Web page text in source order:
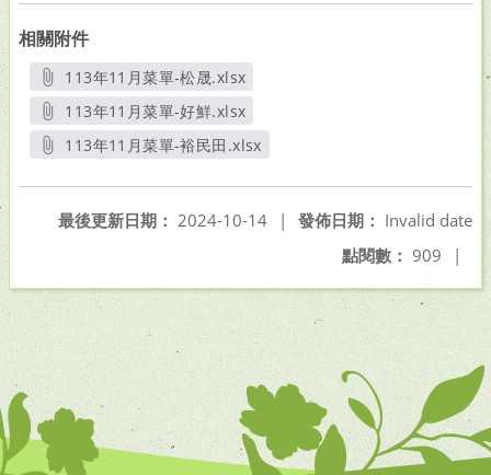
相關附件
113年11月菜單-松晟.xlsx
另開新視窗
113年11月菜單-好鮮.xlsx
另開新視窗
113年11月菜單-裕民田.xlsx
發佈日期： Invalid date
最後更新日期： 2024-10-14
|
點閱數： 909 |